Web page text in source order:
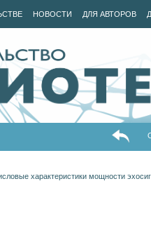
НОВОСТИ ДЛЯ АВТОРОВ
характеристики мощности